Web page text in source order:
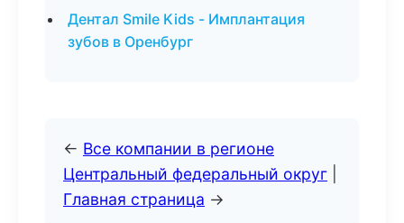
Дентал Smile Kids - Имплантация
зубов в Оренбург
← Все компании в регионе
Центральный федеральный округ
Главная страница →